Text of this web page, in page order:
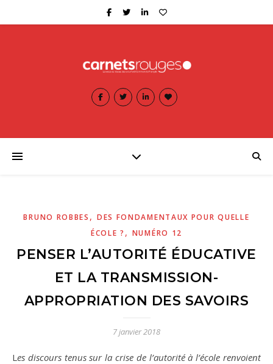
BRUNO ROBBES , DES FONDAMENTAUX POUR QUELLE
ÉCOLE ? , NUMÉRO 12
PENSER L’AUTORITÉ ÉDUCATIVE
ET LA TRANSMISSION-
APPROPRIATION DES SAVOIRS
7 janvier 2018
Les discours tenus sur la crise de l’autorité à l’école renvoient